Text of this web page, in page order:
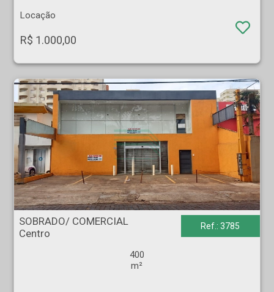
Locação
R$ 1.000,00
SOBRADO/ COMERCIAL - Centro - Ribeirão Preto
SOBRADO/ COMERCIAL
Centro
Ref.: 3785
400
m²